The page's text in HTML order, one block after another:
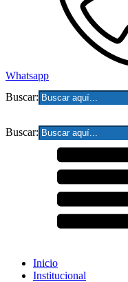
Whatsapp
Buscar:
Buscar:
Inicio
Institucional